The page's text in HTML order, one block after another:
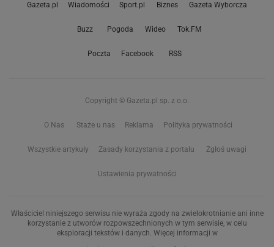
Gazeta.pl Wiadomości Sport.pl Biznes Gazeta Wyborcza
Buzz Pogoda Wideo Tok.FM
Poczta Facebook RSS
Copyright © Gazeta.pl sp. z o.o.
O Nas Staże u nas Reklama Polityka prywatności
Wszystkie artykuły Zasady korzystania z portalu Zgłoś uwagi
Ustawienia prywatności
Właściciel niniejszego serwisu nie wyraża zgody na zwielokrotnianie ani inne
korzystanie z utworów rozpowszechnionych w tym serwisie, w celu
eksploracji tekstów i danych. Więcej informacji w